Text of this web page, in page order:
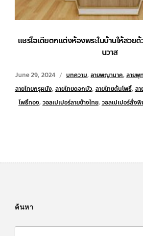
แชร์ไอเดียตกแต่งห้องพระในบ้านให้สวย
นวาส
June 29, 2024 บทความ, ลายพญานาค, ลายพุ
ลายไทยกรุผนัง, ลายไทยดอกบัว, ลายไทยต้นโพธิ์, ล
โพธิ์ทอง, วอลเปเปอร์ลายข้างไทย, วอลเปเปอร์สั่ง
ค้นหา